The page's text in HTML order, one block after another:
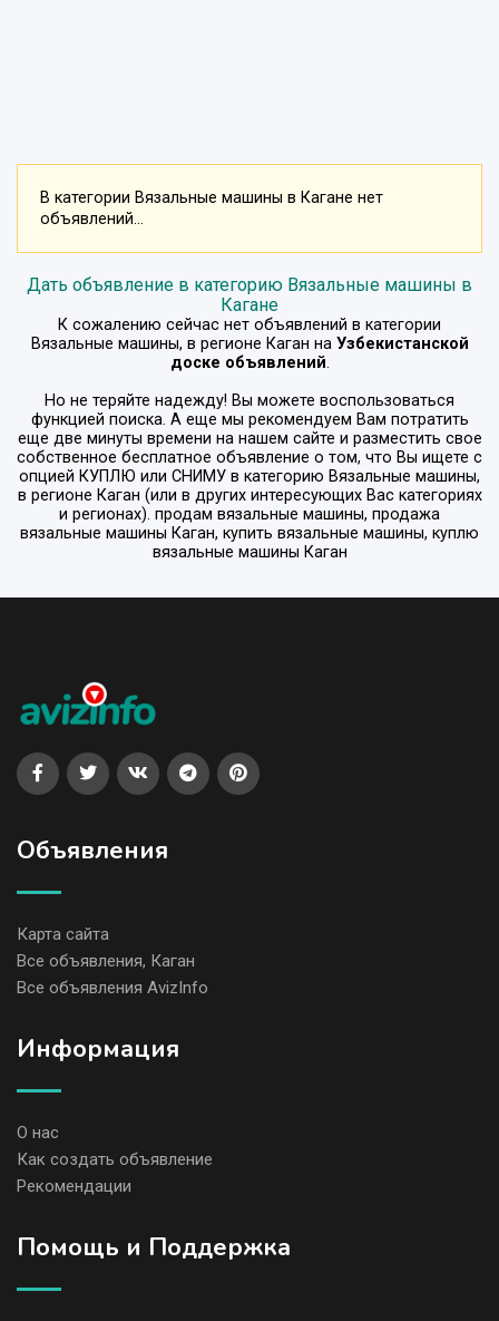
В категории Вязальные машины в Кагане нет
объявлений...
Дать объявление в категорию Вязальные машины в
Кагане
К сожалению сейчас нет объявлений в категории
Вязальные машины, в регионе Каган на Узбекистанской
доске объявлений.
Но не теряйте надежду! Вы можете воспользоваться
функцией поиска. А еще мы рекомендуем Вам потратить
еще две минуты времени на нашем сайте и разместить свое
собственное бесплатное объявление о том, что Вы ищете с
опцией КУПЛЮ или СНИМУ в категорию Вязальные машины,
в регионе Каган (или в других интересующих Вас категориях
и регионах). продам вязальные машины, продажа
вязальные машины Каган, купить вязальные машины, куплю
вязальные машины Каган
Объявления
Карта сайта
Все объявления, Каган
Все объявления AvizInfo
Информация
О нас
Как создать объявление
Рекомендации
Помощь и Поддержка